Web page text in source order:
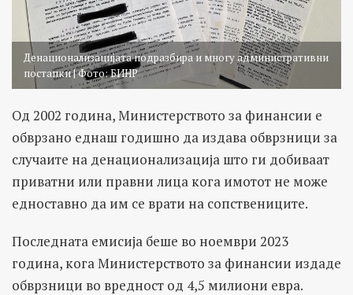
Денационализацијата подразбира и многу административни
постапки | Фото: БИНР
Од 2002 година, Министерството за финансии е
обврзано еднаш годишно да издава обврзници за
случаите на денационализација што ги добиваат
приватни или правни лица кога имотот не може
едноставно да им се врати на сопствениците.
Последната емисија беше во ноември 2023
година, кога Министерството за финансии издаде
обврзници во вредност од 4,5 милиони евра.